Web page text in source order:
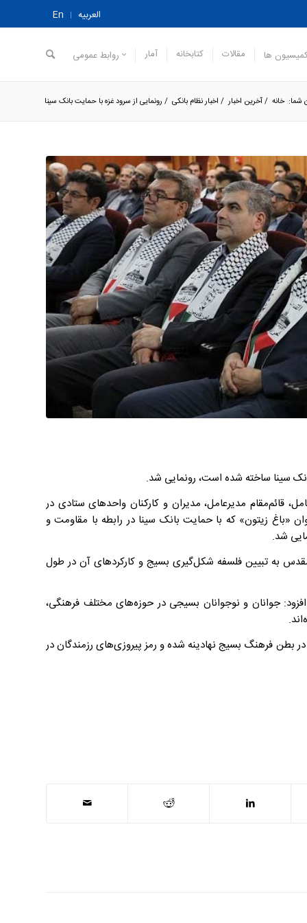
العربیه En
ها مقالات کتابخانه آمار روابط عمومی
شما: خانه /آخرین اخبار / اخبار نظام بانکی / رونمایی از سرود غزه با حمایت بانک سینا
سینا ساخته شده است، رونمایی شد.
قائم‌مقام مدیرعامل، مدیران و کارکنان واحدهای ستادی در
«باغ زیتون» که با حمایت بانک سینا در رابطه با مقاومت و
شد.
به تبیین فلسفه شکل‌گیری بسیج و کارکردهای آن در طول
جوانان و نوجوانان بسیجی در حوزه‌های مختلف فرهنگی،
بطن فرهنگ بسیج نهادینه شده و رمز پیروزی‌های رزمندگان در